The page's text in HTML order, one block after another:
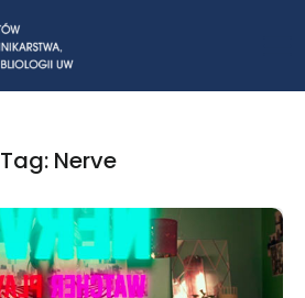
Tag: Nerve